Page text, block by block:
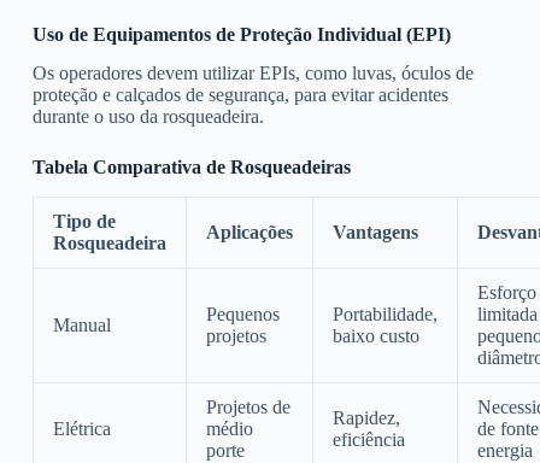
Uso de Equipamentos de Proteção Individual (EPI)
Os operadores devem utilizar EPIs, como luvas, óculos de
proteção e calçados de segurança, para evitar acidentes
durante o uso da rosqueadeira.
Tabela Comparativa de Rosqueadeiras
Tipo de
Rosqueadeira
Aplicações Vantagens
Manual
Pequenos
projetos
Portabilidade,
baixo custo
limitada
Elétrica
Projetos de
médio
porte
Rapidez,
eficiência
de
energia